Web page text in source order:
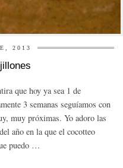
2013
que hoy ya sea 1 de
3 semanas seguíamos con
muy próximas. Yo adoro las
año en la que el cocotteo
puedo …